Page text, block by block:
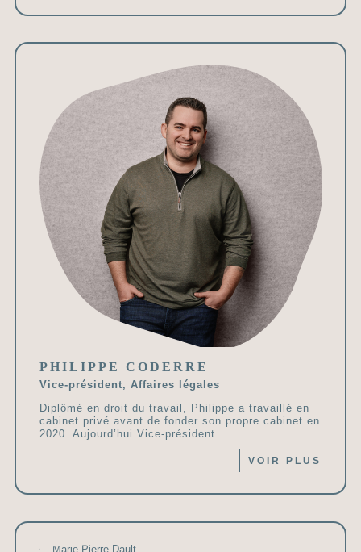
PHILIPPE CODERRE
Vice-président, Affaires légales
Diplômé en droit du travail, Philippe a travaillé en
cabinet privé avant de fonder son propre cabinet en
2020. Aujourd’hui Vice-président…
VOIR PLUS